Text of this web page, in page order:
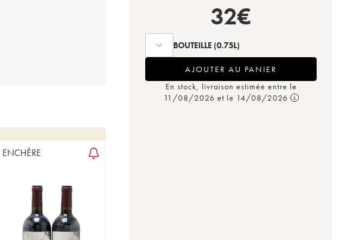
ENCHÈRE
32€
BOUTEILLE (0.75L)
AJOUTER AU PANIER
En stock, livraison estimée entre le
11/08/2026 et le 14/08/2026